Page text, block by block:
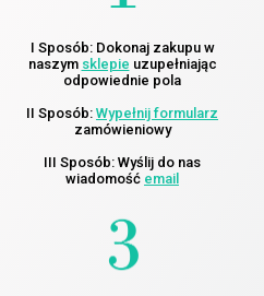
I Sposób: Dokonaj zakupu w
naszym sklepie uzupełniając
odpowiednie pola
II Sposób: Wypełnij formularz
zamówieniowy
III Sposób: Wyślij do nas
wiadomość email